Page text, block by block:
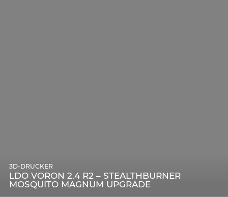
LDO VORON 2.4 R2 – STEALTHBURNER
MOSQUITO MAGNUM UPGRADE
3D-DRUCKER